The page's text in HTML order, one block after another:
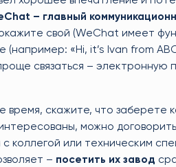
– главный
свой (WeChat имеет
«Hi, it’s Ivan from
связаться –
время, скажите, что заберете
можно
коллегой или техническим
– посетить их завод